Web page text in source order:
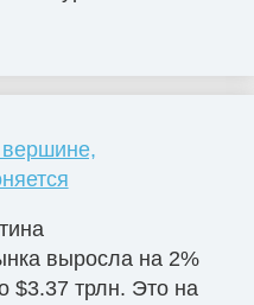
вершине,
выросла на 2%
$3.37 трлн. Это на